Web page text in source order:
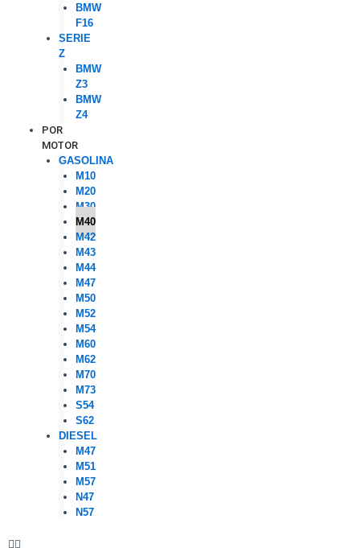
BMW
F16
SERIE
Z
BMW
Z3
BMW
Z4
POR
MOTOR
GASOLINA
M10
M20
M30
M40
M42
M43
M44
M47
M50
M52
M54
M60
M62
M70
M73
S54
S62
DIESEL
M47
M51
M57
N47
N57